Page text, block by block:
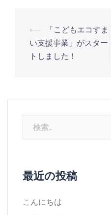
⟵
「こどもエコすま
い支援事業」がスター
トしました！
最近の投稿
こんにちは